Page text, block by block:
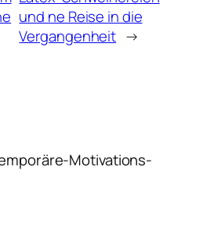
und ne Reise in die
Vergangenheit →
Motivations-